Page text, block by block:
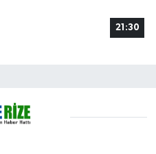
21:30